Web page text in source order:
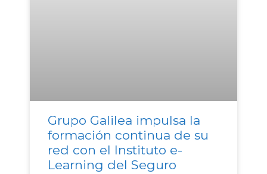
Grupo Galilea impulsa la
formación continua de su
red con el Instituto e-
Learning del Seguro